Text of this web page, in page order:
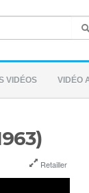
VIDÉOS VIDÉO
Retailler